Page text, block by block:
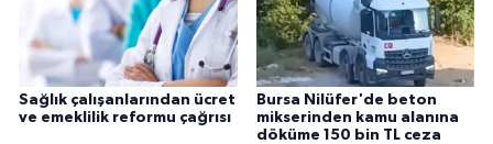
Sağlık çalışanlarından ücret
ve emeklilik reformu çağrısı
Bursa Nilüfer'de beton
mikserinden kamu alanına
döküme 150 bin TL ceza